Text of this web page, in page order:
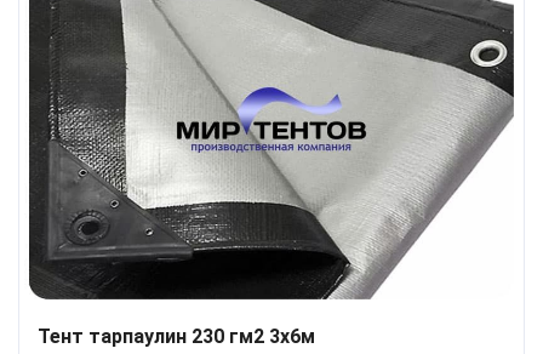
Тент тарпаулин 230 гм2 3x6м